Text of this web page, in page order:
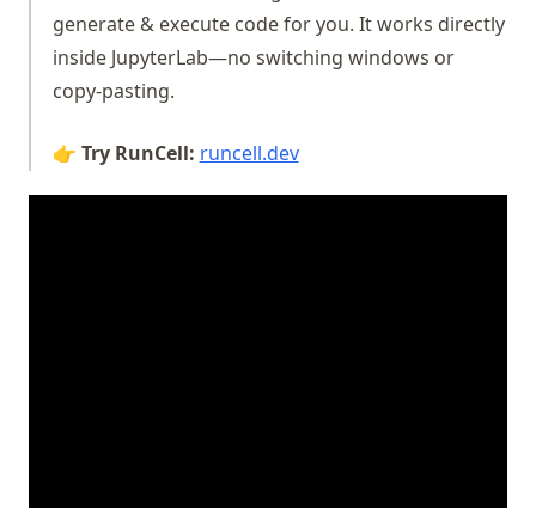
generate & execute code for you. It works directly
inside JupyterLab—no switching windows or
copy-pasting.
👉 Try RunCell: runcell.dev(opens in a new tab)